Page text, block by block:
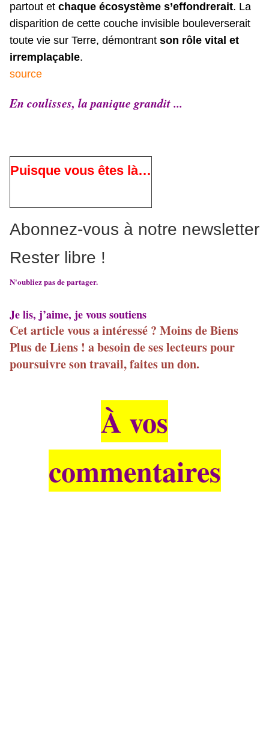
partout et chaque écosystème s’effondrerait. La
disparition de cette couche invisible bouleverserait
toute vie sur Terre, démontrant son rôle vital et
irremplaçable.
source
En coulisses, la panique grandit ...
Puisque vous êtes là…
Abonnez-vous à notre newsletter
Rester libre !
N'oubliez pas de partager.
Je lis, j’aime, je vous soutiens
Cet article vous a intéressé ? Moins de Biens
Plus de Liens ! a besoin de ses lecteurs pour
poursuivre son travail, faites un don.
À vos
commentaires